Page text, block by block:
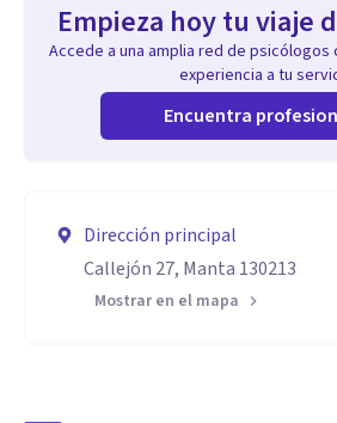
Empieza hoy tu viaje
Accede a una amplia red de psicólogos
experiencia a tu
Encuentra
Dirección principal
Callejón 27, Manta 130213
Mostrar en el mapa